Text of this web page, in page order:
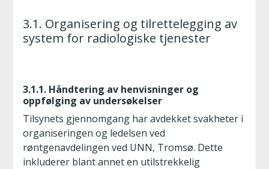
3.1. Organisering og tilrettelegging av
system for radiologiske tjenester
3.1.1. Håndtering av henvisninger og
oppfølging av undersøkelser
Tilsynets gjennomgang har avdekket svakheter i
organiseringen og ledelsen ved
røntgenavdelingen ved UNN, Tromsø. Dette
inkluderer blant annet en utilstrekkelig